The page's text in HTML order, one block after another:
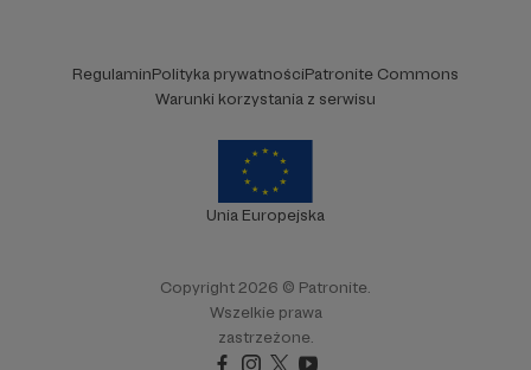
RegulaminPolityka prywatnościPatronite Commons
Warunki korzystania z serwisu
Unia Europejska
Copyright 2026 © Patronite.
Wszelkie prawa
zastrzeżone.